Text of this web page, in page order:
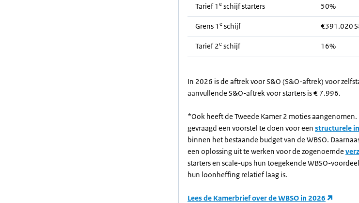
Tarief 1 e schijf starters 50%
Grens 1 e schijf €391.020
Tarief 2e schijf 16%
In 2026 is de aftrek voor S&O (S&O-aftrek) voor
aanvullende S&O-aftrek voor starters is € 7.996.
*Ook heeft de Tweede Kamer 2 moties
gevraagd een voorstel te doen voor een structurele
binnen het bestaande budget van de WBSO.
een oplossing uit te werken voor de zogenoemde
starters en scale-ups hun toegekende WBSO-
hun loonheffing relatief laag is.
Lees de Kamerbrief over de WBSO in 2026